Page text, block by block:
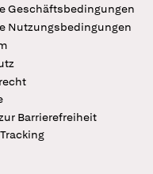
Geschäftsbedingungen
Nutzungsbedingungen
Barrierefreiheit